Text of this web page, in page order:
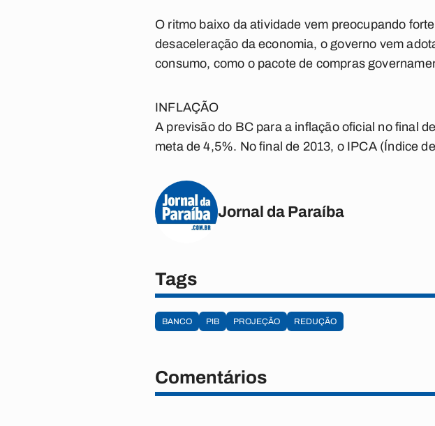
O ritmo baixo da atividade vem preocupando
desaceleração da economia, o governo vem
consumo, como o pacote de compras
INFLAÇÃO
A previsão do BC para a inflação oficial no final
meta de 4,5%. No final de 2013, o IPCA (Índice
Jornal da Paraíba
Tags
BANCO PIB PROJEÇÃO REDUÇÃO
Comentários